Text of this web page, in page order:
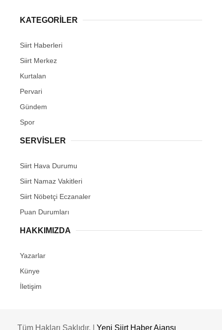
KATEGORİLER
Siirt Haberleri
Siirt Merkez
Kurtalan
Pervari
Gündem
Spor
SERVİSLER
Siirt Hava Durumu
Siirt Namaz Vakitleri
Siirt Nöbetçi Eczanaler
Puan Durumları
HAKKIMIZDA
Yazarlar
Künye
İletişim
Tüm Hakları Saklıdır. | Yeni Siirt Haber Ajansı